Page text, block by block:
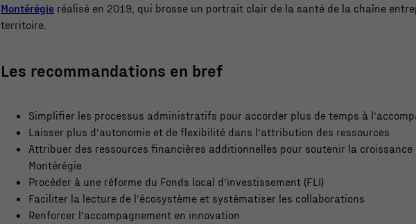
Montérégie réalisé en 2019, qui brosse un portrait clair de la santé de la chaîne
territoire.
Les recommandations en bref
Simplifier les processus administratifs pour accorder plus de temps à
Laisser plus d’autonomie et de flexibilité dans l’attribution des ressources
Attribuer des ressources financières additionnelles pour soutenir la croissance
Montérégie
Procéder à une réforme du Fonds local d’investissement (FLI)
Faciliter la lecture de l’écosystème et systématiser les collaborations
Renforcer l’accompagnement en innovation